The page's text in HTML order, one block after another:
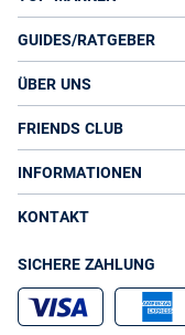
GUIDES/RATGEBER
ÜBER UNS
FRIENDS CLUB
INFORMATIONEN
KONTAKT
SICHERE ZAHLUNG